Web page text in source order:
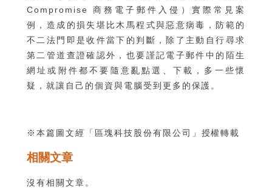
Compromise 商務電子郵件入侵）實際常見案
例，造成的損失堪比木馬程式與惡意病毒，防範的
不二法門即是收件當下的判斷，除了主動自行尋求
第二管道查證確認外，也要謹記電子郵件中的陌生
網址或附件都不要隨意亂點選、下載，多一些懷
疑，就讓自己的個資與電腦受到更多的保護。
※本篇圖文經「 區塊科技股份有限公司 」授權轉載
相關文章
沒有相關文章。